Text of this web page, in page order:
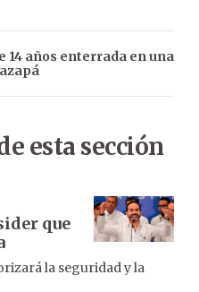
14 años enterrada en una
esta sección
que
la seguridad y la